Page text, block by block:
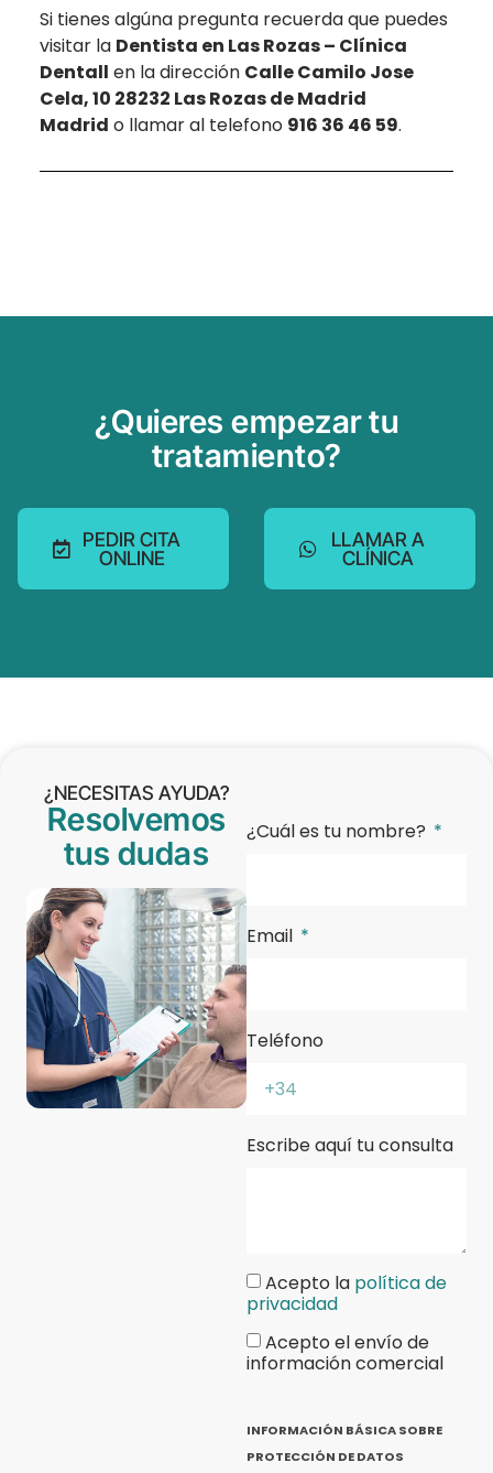
Si tienes algúna pregunta recuerda que puedes
visitar la Dentista en Las Rozas – Clínica
Dentall en la dirección Calle Camilo Jose
Cela, 10 28232 Las Rozas de Madrid
Madrid o llamar al telefono 916 36 46 59.
¿Quieres empezar tu
tratamiento?
PEDIR CITA
ONLINE
LLAMAR A
CLÍNICA
¿NECESITAS AYUDA?
Resolvemos
tus dudas
¿Cuál es tu nombre?
Email
Teléfono
Escribe aquí tu consulta
Acepto la política de
privacidad
Acepto el envío de
información comercial
INFORMACIÓN BÁSICA SOBRE
PROTECCIÓN DE DATOS